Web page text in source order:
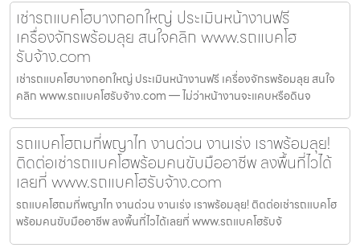
เช่ารถแบคโฮบางกอกใหญ่ ประเมินหน้างานฟรี
เครื่องจักรพร้อมลุย สนใจคลิก www.รถแบคโฮ
รับจ้าง.com
เช่ารถแบคโฮบางกอกใหญ่ ประเมินหน้างานฟรี เครื่องจักรพร้อมลุย สนใจ
คลิก www.รถแบคโฮรับจ้าง.com — ไม่ว่าหน้างานจะแคบหรือดินจ
รถแบคโฮถมที่พญาไท งานด่วน งานเร่ง เราพร้อมลุย!
ติดต่อเช่ารถแบคโฮพร้อมคนขับมืออาชีพ ลงพื้นที่ไวได้
เลยที่ www.รถแบคโฮรับจ้าง.com
รถแบคโฮถมที่พญาไท งานด่วน งานเร่ง เราพร้อมลุย! ติดต่อเช่ารถแบคโฮ
พร้อมคนขับมืออาชีพ ลงพื้นที่ไวได้เลยที่ www.รถแบคโฮรับจ้